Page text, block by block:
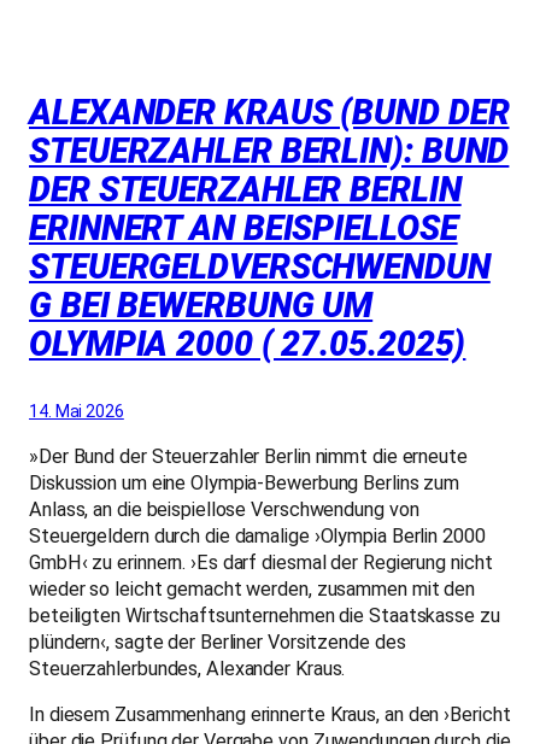
ALEXANDER KRAUS (BUND DER
STEUERZAHLER BERLIN): BUND
DER STEUERZAHLER BERLIN
ERINNERT AN BEISPIELLOSE
STEUERGELDVERSCHWENDUN
G BEI BEWERBUNG UM
OLYMPIA 2000 ( 27.05.2025)
14. Mai 2026
»Der Bund der Steuerzahler Berlin nimmt die erneute
Diskussion um eine Olympia-Bewerbung Berlins zum
Anlass, an die beispiellose Verschwendung von
Steuergeldern durch die damalige ›Olympia Berlin 2000
GmbH‹ zu erinnern. ›Es darf diesmal der Regierung nicht
wieder so leicht gemacht werden, zusammen mit den
beteiligten Wirtschaftsunternehmen die Staatskasse zu
plündern‹, sagte der Berliner Vorsitzende des
Steuerzahlerbundes, Alexander Kraus.
In diesem Zusammenhang erinnerte Kraus, an den ›Bericht